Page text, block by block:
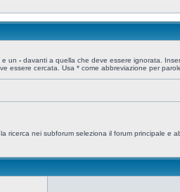
e un - davanti a quella che deve essere ignorata.
essere cercata. Usa * come abbreviazione per
ricerca nei subforum seleziona il forum principale e